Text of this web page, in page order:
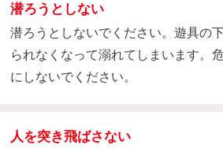
潜ろうとしない
潜ろうとしないでください。遊具の
られなくなって溺れてしまいます。
にしないでください。
人を突き飛ばさない